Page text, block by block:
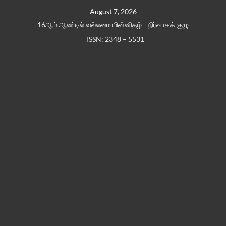
August 7, 2026
16ஆம் ஆண்டில் வல்லமை மின்னிதழ்
நிர்வாகக் குழு
ISSN: 2348 – 5531